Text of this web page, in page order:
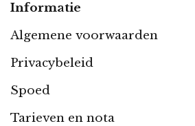
Informatie
Algemene voorwaarden
Privacybeleid
Spoed
Tarieven en nota